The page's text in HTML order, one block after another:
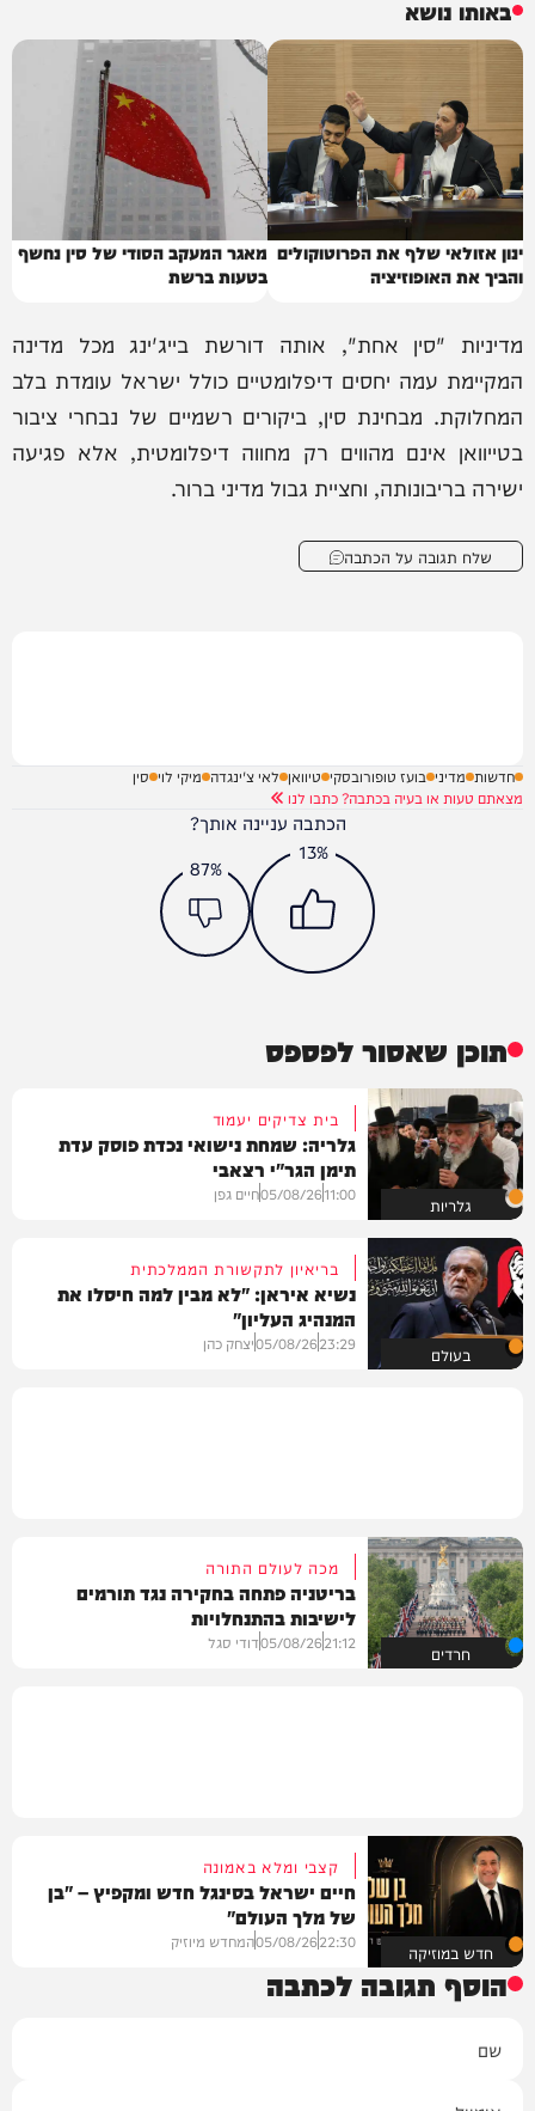
באותו נושא
ינון אזולאי שלף את הפרוטוקולים
והביך את האופוזיציה
מאגר המעקב הסודי של סין נחשף
בטעות ברשת
מדיניות "סין אחת", אותה דורשת בייג'ינג מכל מדינה
המקיימת עמה יחסים דיפלומטיים כולל ישראל עומדת בלב
המחלוקת. מבחינת סין, ביקורים רשמיים של נבחרי ציבור
בטייוואן אינם מהווים רק מחווה דיפלומטית, אלא פגיעה
ישירה בריבונותה, וחציית גבול מדיני ברור.
שלח תגובה על הכתבה
חדשות מדיני בועז טופורובסקי טיוואן לאי צ'ינגדה מיקי לוי סין
מצאתם טעות או בעיה בכתבה? כתבו לנו
הכתבה עניינה אותך?
13%
87%
תוכן שאסור לפספס
גלריות
בית צדיקים יעמוד
גלריה: שמחת נישואי נכדת פוסק עדת
תימן הגר"י רצאבי
11:00
05/08/26חיים גפן
בעולם
בריאיון לתקשורת הממלכתית
נשיא איראן: "לא מבין למה חיסלו את
המנהיג העליון"
23:29
05/08/26יצחק כהן
חרדים
מכה לעולם התורה
בריטניה פתחה בחקירה נגד תורמים
לישיבות בהתנחלויות
21:12
05/08/26דודי סגל
חדש במוזיקה
קצבי ומלא באמונה
חיים ישראל בסינגל חדש ומקפיץ – "בן
של מלך העולם"
22:30
05/08/26המחדש מיוזיק
הוסף תגובה לכתבה